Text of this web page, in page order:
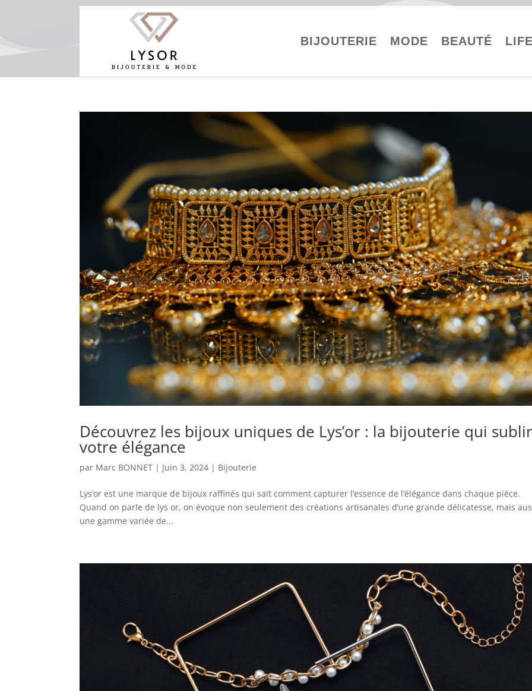
BIJOUTERIE MODE BEAUTÉ
Découvrez les bijoux uniques de Lys’or : la bijouterie qui
votre élégance
par Marc BONNET | Juin 3, 2024 | Bijouterie
Lys’or est une marque de bijoux raffinés qui sait comment capturer l’essence de l’élégance dans chaque pièce.
Quand on parle de lys or, on évoque non seulement des créations artisanales d’une grande délicatesse, mais
une gamme variée de...